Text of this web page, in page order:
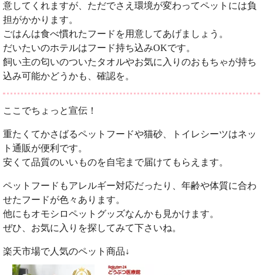
意してくれますが、ただでさえ環境が変わってペットには負
担がかかります。
ごはんは食べ慣れたフードを用意してあげましょう。
だいたいのホテルはフード持ち込みOKです。
飼い主の匂いのついたタオルやお気に入りのおもちゃが持ち
込み可能かどうかも、確認を。
ここでちょっと宣伝！
重たくてかさばるペットフードや猫砂、トイレシーツはネッ
ト通販が便利です。
安くて品質のいいものを自宅まで届けてもらえます。
ペットフードもアレルギー対応だったり、年齢や体質に合わ
せたフードが色々あります。
他にもオモシロペットグッズなんかも見かけます。
ぜひ、お気に入りを探してみて下さいね。
楽天市場で人気のペット商品↓